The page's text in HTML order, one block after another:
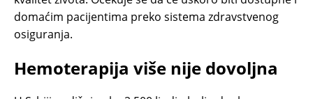
domaćim pacijentima preko sistema zdravstvenog
osiguranja.
Hemoterapija više nije dovoljna